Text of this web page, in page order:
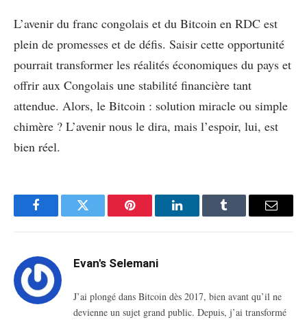
L’avenir du franc congolais et du Bitcoin en RDC est
plein de promesses et de défis. Saisir cette opportunité
pourrait transformer les réalités économiques du pays et
offrir aux Congolais une stabilité financière tant
attendue. Alors, le Bitcoin : solution miracle ou simple
chimère ? L’avenir nous le dira, mais l’espoir, lui, est
bien réel.
FacebookTwitter Pinterest LinkedInTumblr Email
Evan's Selemani
J’ai plongé dans Bitcoin dès 2017, bien avant qu’il ne
devienne un sujet grand public. Depuis, j’ai transformé